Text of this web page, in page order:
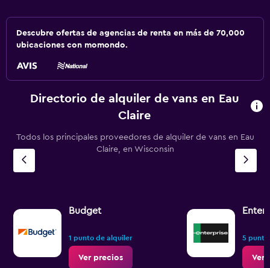
Descubre ofertas de agencias de renta en más de 70,000
ubicaciones con momondo.
Directorio de alquiler de vans en Eau
Claire
Todos los principales proveedores de alquiler de vans en Eau
Claire, en Wisconsin
Budget
1 punto de alquiler
Ver precios
5
Ver